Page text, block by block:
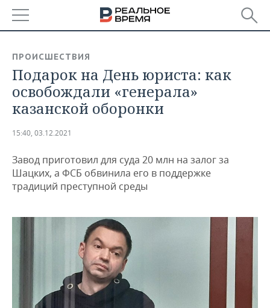
БАШКОРТОСТАН
ТАТАРСТАН
НОВОСТИ
АНАЛИТИКА
ДЕКЛАРАЦИИ О ДОХОДАХ
КОРОЛИ ГОСЗАКАЗА ПФО
КОМУ ПРИНАДЛЕЖАТ
ТОРГОВЫЕ ЦЕНТРЫ
ТАТАРСТАНА
НОВОСТИ ЭКОНОМИКИ
ФИНАНСЫ
БЮДЖЕТ
ИНВЕСТИЦИИ
ПРОМЫШЛЕННОСТЬ
НОВОСТИ
ПРОМЫШЛЕННОСТИ
АГРОПРОМ
МАШИНОСТРОЕНИЕ
НЕФТЕХИМИЯ
НЕФТЬ
НЕДВИЖИМОСТЬ
НОВОСТИ АВТО
БИЗНЕС
НОВОСТИ БИЗНЕСА
РОЗНИЧНАЯ ТОРГОВЛЯ
ТЕХНОЛОГИИ
НОВОСТИ ТЕХНОЛОГИЙ
МЕРОПРИЯТИЯ
ПРОИСШЕСТВИЯ
Подарок на День юриста: как
освобождали «генерала»
казанской оборонки
15:40, 03.12.2021
Завод приготовил для суда 20 млн на залог за
Шацких, а ФСБ обвинила его в поддержке
традиций преступной среды